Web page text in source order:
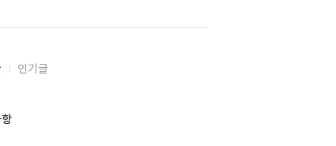
인기글